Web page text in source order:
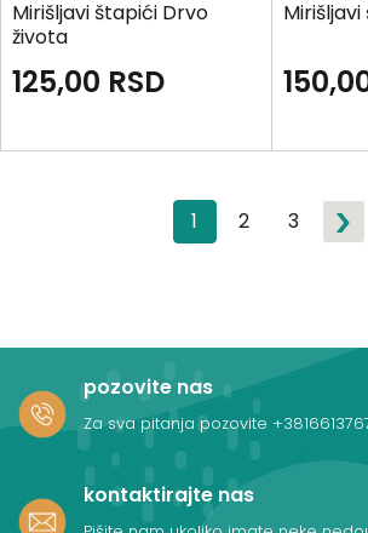
Mirišljavi štapići Drvo
života
125,00 RSD
1 2 3
pozovite nas
Za sva pitanja pozovite
kontaktirajte nas